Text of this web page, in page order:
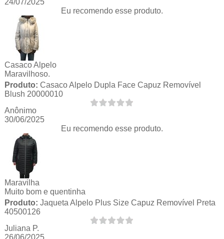
24/07/2025
Eu recomendo esse produto.
Casaco Alpelo
Maravilhoso.
Produto: Casaco Alpelo Dupla Face Capuz Removível
Blush 20000010
Anônimo
30/06/2025
Eu recomendo esse produto.
Maravilha
Muito bom e quentinha
Produto: Jaqueta Alpelo Plus Size Capuz Removível Preta
40500126
Juliana P.
26/06/2025